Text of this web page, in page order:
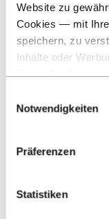
Website zu
Cookies — mit
speichern, zu
Inhalte oder
Diese
kombinieren, die
Ihre Nutzung ihrer
Verantwortliche
erhobenen
Notwendigkeiten
Präferenzen
Statistiken
Zu:Karriere
Stellenangebote
Studierende und
Leben bei Hydro
Berufsfelder
Lerne unsere
Kontakt und FAQ
Zu:Medien
Themen der